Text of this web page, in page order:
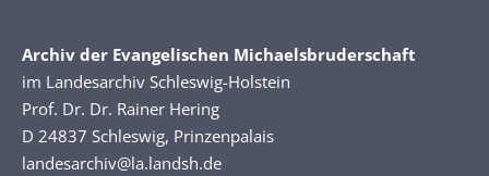
Archiv der Evangelischen Michaelsbruderschaft
im Landesarchiv Schleswig-Holstein
Prof. Dr. Dr. Rainer Hering
D 24837 Schleswig, Prinzenpalais
landesarchiv@la.landsh.de